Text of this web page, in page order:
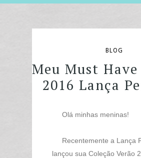
BLOG
Meu Must
2016 Lança
Olá minhas meninas!
Recentemente a Lança
lançou sua Coleção Verão